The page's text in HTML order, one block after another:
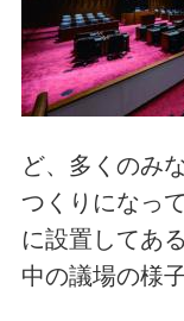
ど、多くのみ
つくりになっ
に設置してあ
中の議場の様